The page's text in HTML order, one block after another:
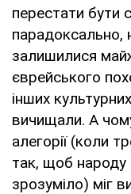
перестати бути
парадоксально,
залишилися
єврейського
інших
вичищали. А
алегорії (коли
так, щоб народу
зрозуміло) міг